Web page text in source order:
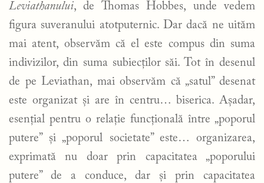
Leviathanului, de Thomas Hobbes, unde vedem
figura suveranului atotputernic. Dar dacă ne uităm
mai atent, observăm că el este compus din suma
indivizilor, din suma subiecților săi. Tot în desenul
de pe Leviathan, mai observăm că „satul” desenat
este organizat și are în centru… biserica. Așadar,
esențial pentru o relație funcțională între „poporul
putere” și „poporul societate” este… organizarea,
exprimată nu doar prin capacitatea „poporului
putere” de a conduce, dar și prin capacitatea